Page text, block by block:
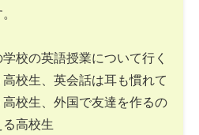
校の英語授業について行く
校生、英会話は耳も慣れて
校生、外国で友達を作るの
高校生